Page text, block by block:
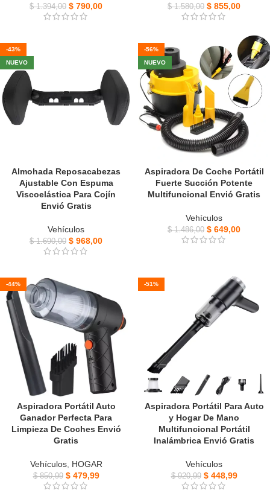
$1.394,00 $ 790,00 $1.580,00 $ 855,00
-43%
NUEVO
Almohada Reposacabezas
Ajustable Con Espuma
Viscoelástica Para Cojín
Envió Gratis
Vehículos
$1.690,00 $ 968,00
-56%
NUEVO
Aspiradora De Coche Portátil
Fuerte Succión Potente
Multifuncional Envió Gratis
Vehículos
$1.486,00 $ 649,00
-44%
Aspiradora Portátil Auto
Ganador Perfecta Para
Limpieza De Coches Envió
Gratis
Vehículos, HOGAR
$850,99 $479,99
-51%
Aspiradora Portátil Para Auto
y Hogar De Mano
Multifuncional Portátil
Inalámbrica Envió Gratis
Vehículos
$920,99 $448,99